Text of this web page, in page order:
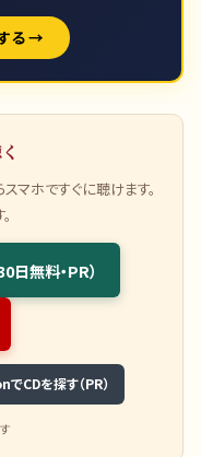
る →
マホですぐに聴けます。
無料・PR）
CDを探す（PR）